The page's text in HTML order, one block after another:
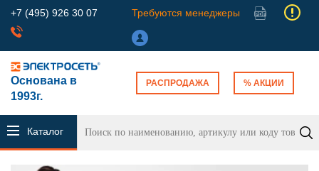
+7 (495) 926 30 07 Требуются менеджеры
Основана в
1993г.
РАСПРОДАЖА % АКЦИИ
Каталог
продукции